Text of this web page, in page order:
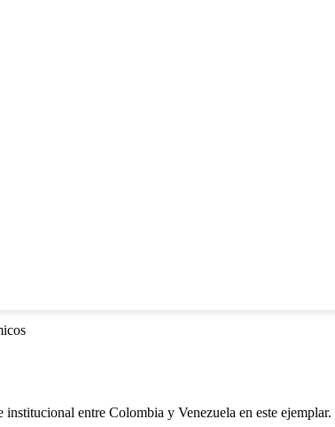
entre Colombia y Venezuela en este ejemplar.